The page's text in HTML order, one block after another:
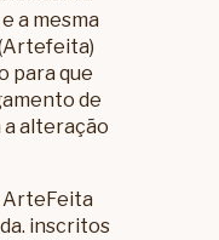
a mesma
para que
de
alteração
ArteFeita
inscritos